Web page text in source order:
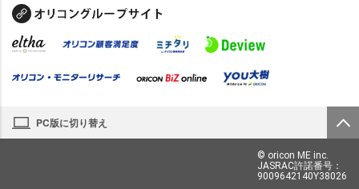
PC版に切り替え
© oricon ME inc.
JASRAC許諾番号：
9009642140Y38026